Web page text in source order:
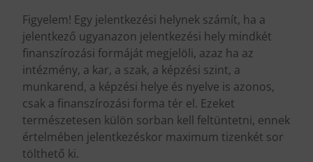
Figyelem! Egy jelentkezési helynek számít, ha a
jelentkező ugyanazon jelentkezési hely mindkét
finanszírozási formáját megjelöli, azaz ha az
intézmény, a kar, a szak, a képzési szint, a
munkarend, a képzési helye és nyelve is azonos,
csak a finanszírozási forma tér el. Ezeket
természetesen külön sorban kell feltüntetni, ennek
értelmében jelentkezéskor maximum tizenkét sor
tölthető ki.